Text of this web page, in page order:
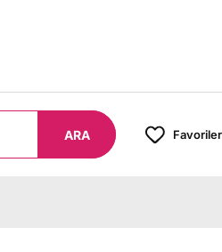
ARA